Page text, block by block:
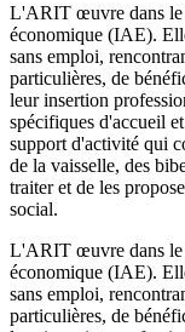
L'ARIT œuvre dans le
économique (IAE).
sans emploi,
particulières, de
leur insertion
spécifiques d'accueil
support d'activité qui
de la vaisselle, des
traiter et de les
social.
L'ARIT œuvre dans le
économique (IAE).
sans emploi,
particulières, de